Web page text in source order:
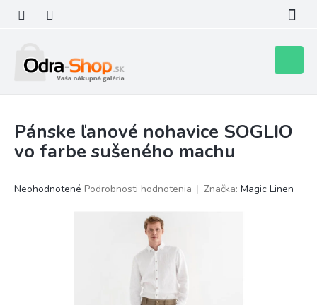
obsah
košík
Pánske ľanové nohavice SOGLIO
vo farbe sušeného machu
Priemerné
Neohodnotené Podrobnosti hodnotenia Značka: Magic Linen